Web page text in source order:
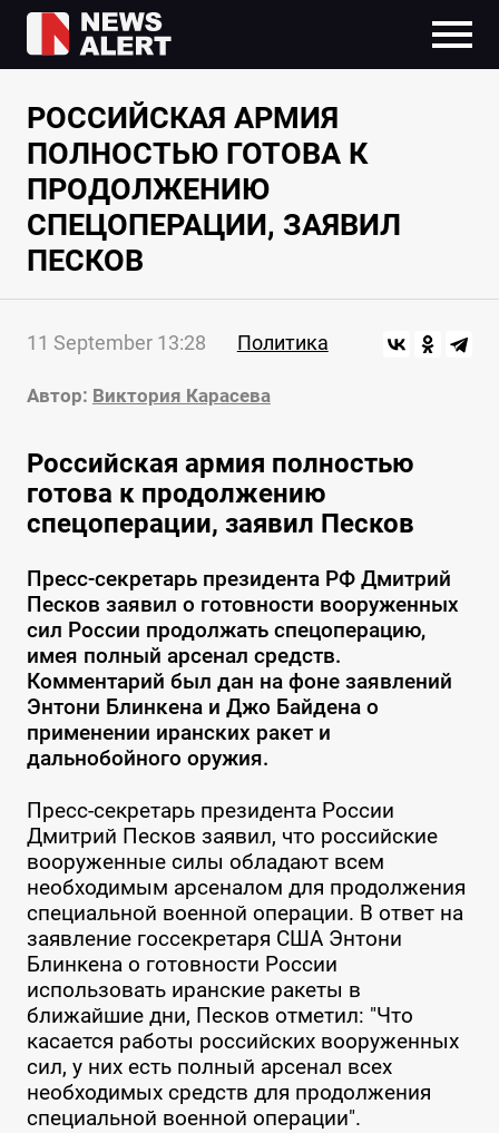
РОССИЙСКАЯ АРМИЯ
ПОЛНОСТЬЮ ГОТОВА К
ПРОДОЛЖЕНИЮ
СПЕЦОПЕРАЦИИ, ЗАЯВИЛ
ПЕСКОВ
11 September 13:28 Политика
Автор: Виктория Карасева
Российская армия полностью
готова к продолжению
спецоперации, заявил Песков
Пресс-секретарь президента РФ Дмитрий
Песков заявил о готовности вооруженных
сил России продолжать спецоперацию,
имея полный арсенал средств.
Комментарий был дан на фоне заявлений
Энтони Блинкена и Джо Байдена о
применении иранских ракет и
дальнобойного оружия.
Пресс-секретарь президента России
Дмитрий Песков заявил, что российские
вооруженные силы обладают всем
необходимым арсеналом для продолжения
специальной военной операции. В ответ на
заявление госсекретаря США Энтони
Блинкена о готовности России
использовать иранские ракеты в
ближайшие дни, Песков отметил: "Что
касается работы российских вооруженных
сил, у них есть полный арсенал всех
необходимых средств для продолжения
специальной военной операции".